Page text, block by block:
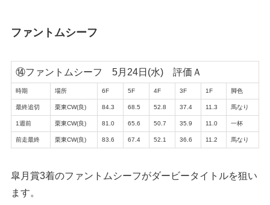
ファントムシーフ
⑭ファントムシーフ 5月24日(水) 評価Ａ
時期 場所 6F 5F 4F 3F 1F 脚色
最終追切 栗東CW(良) 84.3 68.5 52.8 37.4 11.3 馬なり
1週前 栗東CW(良) 81.0 65.6 50.7 35.9 11.0 一杯
前走最終 栗東CW(良) 83.6 67.4 52.1 36.6 11.2 馬なり
皐月賞3着のファントムシーフがダービータイトルを狙い
ます。